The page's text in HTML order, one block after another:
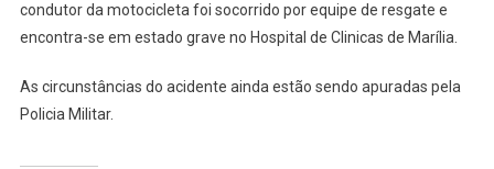
NA
condutor da motocicleta foi socorrido por equipe de resgate e
encontra-se em estado grave no Hospital de Clinicas de Marília.
As circunstâncias do acidente ainda estão sendo apuradas pela
Policia Militar.